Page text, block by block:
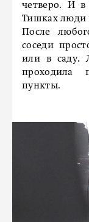
четверо. И в
Тишках люди
После
соседи
или в саду.
проходила
пункты.